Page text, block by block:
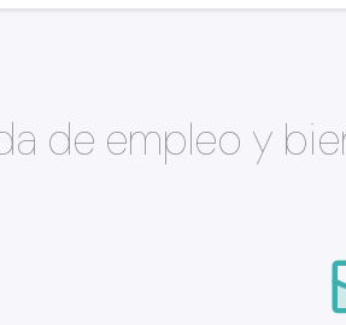
de empleo y